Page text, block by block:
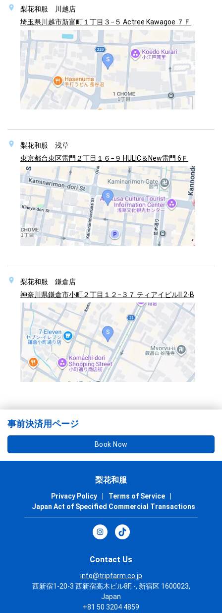
梨花和服 川越店
埼玉県川越市新富町１丁目３−５ Actree Kawagoe ７Ｆ
梨花和服 浅草
東京都台東区雷門２丁目１６−９ HULIC＆New雷門 6Ｆ
梨花和服 鎌倉店
神奈川県鎌倉市小町２丁目１２−３７ ティアイビルⅡ 2-B
事前決済用ページ
Book Now
梨花和服
Privacy Policy Terms of Service
Japan Act of Specified Commercial Transactions
Contact Us
info@tripfarm.co.jp
西新宿1-20-3 西新宿高木ビル8F, -, 新宿区 1600023,
Japan
+81 50 3204 4859